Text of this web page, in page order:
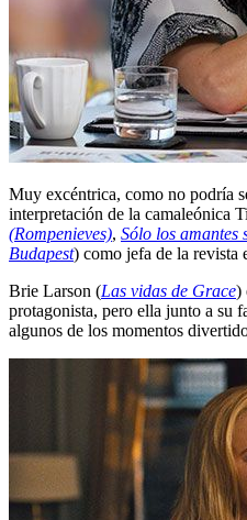
Muy excéntrica, como no podría
interpretación de la camaleónica
(Rompenieves), Sólo los amantes
Budapest) como jefa de la revista
Brie Larson (Las vidas de Grace)
protagonista, pero ella junto a su
algunos de los momentos